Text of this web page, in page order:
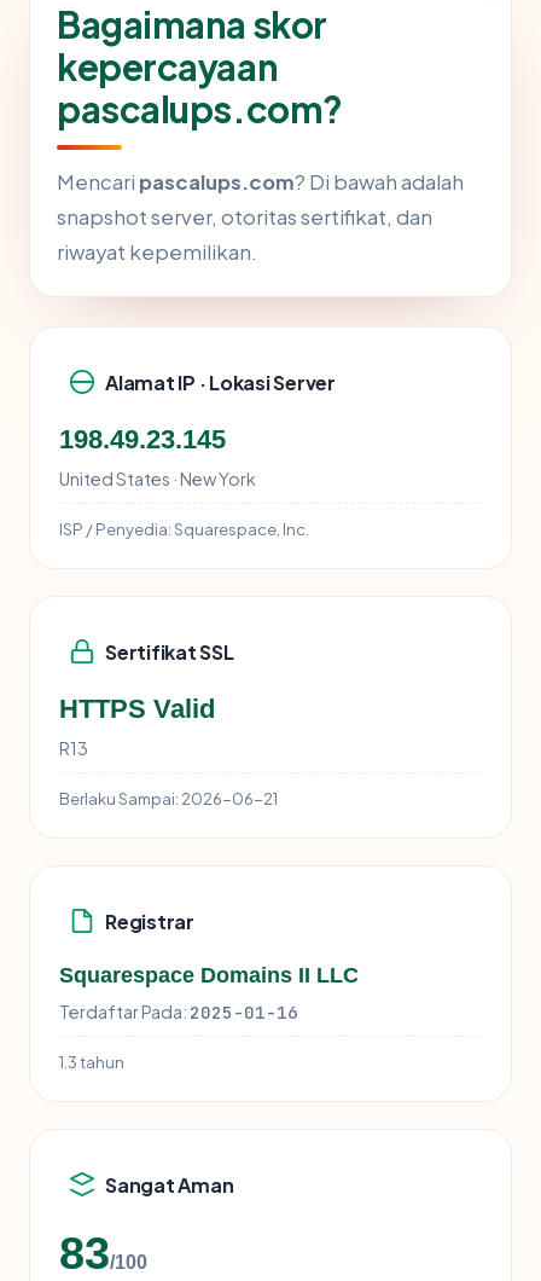
Bagaimana skor
kepercayaan
pascalups.com?
Mencari pascalups.com? Di bawah adalah
snapshot server, otoritas sertifikat, dan
riwayat kepemilikan.
Alamat IP · Lokasi Server
198.49.23.145
United States · New York
ISP / Penyedia:Squarespace, Inc.
Sertifikat SSL
HTTPS Valid
R13
Berlaku Sampai: 2026-06-21
Registrar
Squarespace Domains II LLC
Terdaftar Pada: 2025-01-16
1.3 tahun
Sangat Aman
83/100